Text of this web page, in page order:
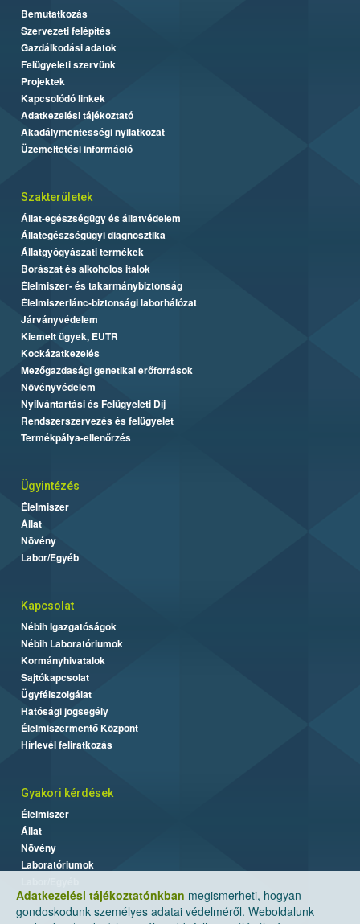
Adatkezelési tájékoztatónkban megismerheti, hogyan
gondoskodunk személyes adatai védelméről. Weboldalunk
Bemutatkozás
Szervezeti felépítés
Gazdálkodási adatok
Felügyeleti szervünk
Projektek
Kapcsolódó linkek
Adatkezelési tájékoztató
Akadálymentességi nyilatkozat
Üzemeltetési információ
Szakterületek
Állat-egészségügy és állatvédelem
Állategészségügyi diagnosztika
Állatgyógyászati termékek
Borászat és alkoholos italok
Élelmiszer- és takarmánybiztonság
Élelmiszerlánc-biztonsági laborhálózat
Járványvédelem
Kiemelt ügyek, EUTR
Kockázatkezelés
Mezőgazdasági genetikai erőforrások
Növényvédelem
Nyilvántartási és Felügyeleti Díj
Rendszerszervezés és felügyelet
Termékpálya-ellenőrzés
Ügyintézés
Élelmiszer
Állat
Növény
Labor/Egyéb
Kapcsolat
Nébih Igazgatóságok
Nébih Laboratóriumok
Kormányhivatalok
Sajtókapcsolat
Ügyfélszolgálat
Hatósági jogsegély
Élelmiszermentő Központ
Hírlevél feliratkozás
Gyakori kérdések
Élelmiszer
Állat
Növény
Laboratóriumok